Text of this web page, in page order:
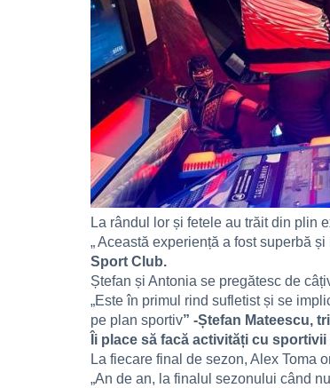
La rândul lor și fetele au trăit din plin
„ Această experiență a fost superbă
Sport Club.
Ștefan și Antonia se pregătesc de
„Este în primul rind sufletist și se
pe plan sportiv” -Ștefan Mateescu,
Îi place să facă activități cu sportivii
La fiecare final de sezon, Alex Toma
„An de an, la finalul sezonului când